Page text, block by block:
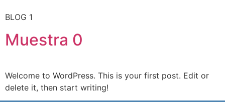
BLOG 1
Muestra 0
Welcome to WordPress. This is your first post. Edit or
delete it, then start writing!